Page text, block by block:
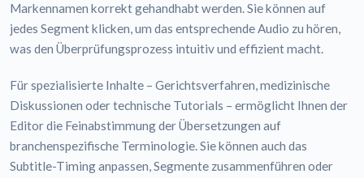
Markennamen korrekt gehandhabt werden. Sie können auf
jedes Segment klicken, um das entsprechende Audio zu hören,
was den Überprüfungsprozess intuitiv und effizient macht.
Für spezialisierte Inhalte – Gerichtsverfahren, medizinische
Diskussionen oder technische Tutorials – ermöglicht Ihnen der
Editor die Feinabstimmung der Übersetzungen auf
branchenspezifische Terminologie. Sie können auch das
Subtitle-Timing anpassen, Segmente zusammenführen oder